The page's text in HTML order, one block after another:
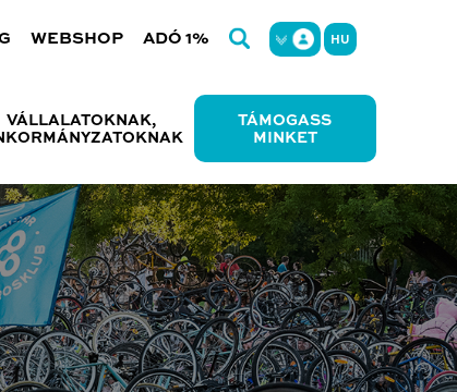
WEBSHOP ADÓ 1% HU
VÁLLALATOKNAK,
TÁMOGASS
MINKET